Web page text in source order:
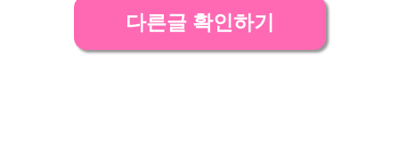
다른글 확인하기